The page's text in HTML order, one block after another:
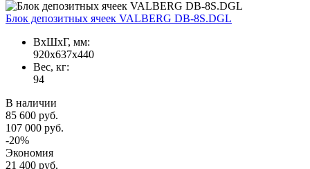
Блок депозитных ячеек VALBERG DB-8S.DGL
ВxШxГ, мм:
920x637x440
Вес, кг:
94
В наличии
85 600 руб.
107 000 руб.
-20%
Экономия
21 400 руб.